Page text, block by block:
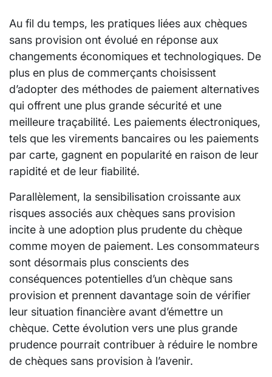
Au fil du temps, les pratiques liées aux chèques
sans provision ont évolué en réponse aux
changements économiques et technologiques. De
plus en plus de commerçants choisissent
d’adopter des méthodes de paiement alternatives
qui offrent une plus grande sécurité et une
meilleure traçabilité. Les paiements électroniques,
tels que les virements bancaires ou les paiements
par carte, gagnent en popularité en raison de leur
rapidité et de leur fiabilité.
Parallèlement, la sensibilisation croissante aux
risques associés aux chèques sans provision
incite à une adoption plus prudente du chèque
comme moyen de paiement. Les consommateurs
sont désormais plus conscients des
conséquences potentielles d’un chèque sans
provision et prennent davantage soin de vérifier
leur situation financière avant d’émettre un
chèque. Cette évolution vers une plus grande
prudence pourrait contribuer à réduire le nombre
de chèques sans provision à l’avenir.